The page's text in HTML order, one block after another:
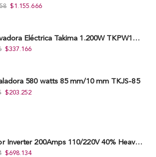
$1.155.666
Hidrolavadora Eléctrica Takima 1.200W TKPW1200-13
$337.166
580 watts 85 mm/10 mm TKJS-85
$203.252
Soldador Inverter 200Amps 110/220V 40% Heavy Duty (Hd) Tkwi-200-C
$698.134